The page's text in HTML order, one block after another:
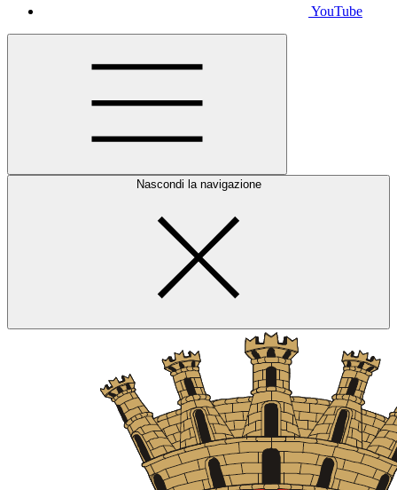
YouTube
Nascondi la navigazione